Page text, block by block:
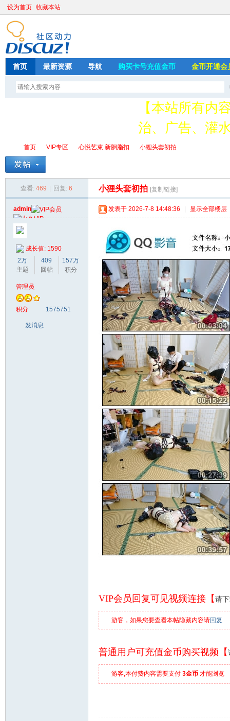
设为首页 收藏本站
首页 最新资源 导航 购买卡号充值金币 金币开通会
【本站所有内
治、广告、灌
请加
首页
›
VIP专区
›
心悦艺束 新胭脂扣
›
小狸头套初拍
查看: 469 回复: 6 小狸头套初拍 [复制链接]
admin
成长值: 1590
2万
主题
409
回帖
157万
积分
管理员
积分 1575751
发消息
发表于 2026-7-8 14:48:36 显示全部楼层
VIP会员回复可见视频连接【请
游客，如果您要查看本帖隐藏内容请回复
普通用户可充值金币购买视频【
游客,本付费内容需要支付 3金币才能浏览